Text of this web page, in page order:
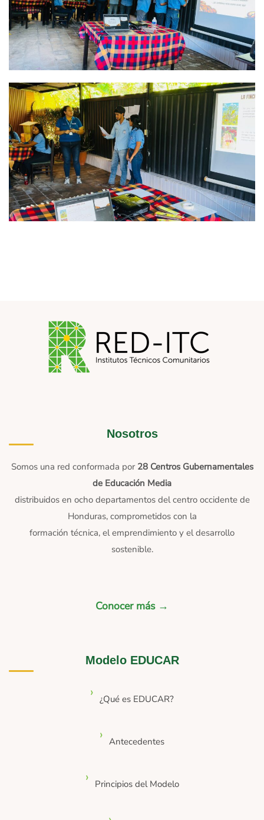
Nosotros
Somos una red conformada por 28 Centros Gubernamentales
de Educación Media
distribuidos en ocho departamentos del centro occidente de
Honduras, comprometidos con la
formación técnica, el emprendimiento y el desarrollo
sostenible.
Conocer más →
Modelo EDUCAR
¿Qué es EDUCAR?
Antecedentes
Principios del Modelo